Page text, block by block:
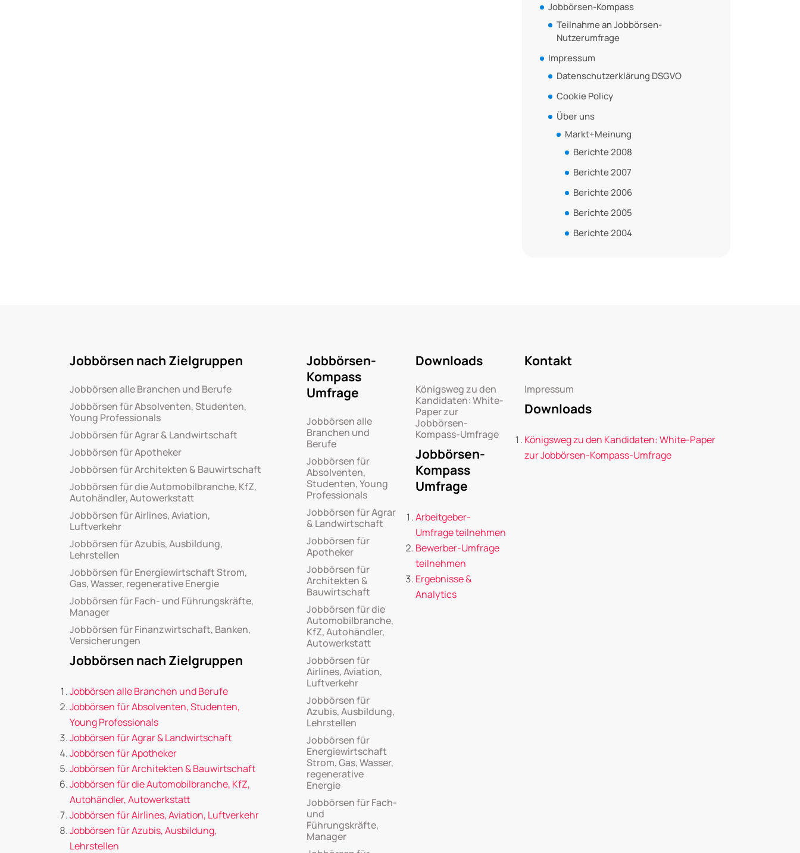
Jobbörsen-Kompass
Teilnahme an Jobbörsen-
Nutzerumfrage
Impressum
Datenschutzerklärung DSGVO
Cookie Policy
Über uns
Markt+Meinung
Berichte 2008
Berichte 2007
Berichte 2006
Berichte 2005
Berichte 2004
Jobbörsen nach Zielgruppen
Jobbörsen alle Branchen und Berufe
Jobbörsen für Absolventen, Studenten,
Young Professionals
Jobbörsen für Agrar & Landwirtschaft
Jobbörsen für Apotheker
Jobbörsen für Architekten & Bauwirtschaft
Jobbörsen für die Automobilbranche, KfZ,
Autohändler, Autowerkstatt
Jobbörsen für Airlines, Aviation,
Luftverkehr
Jobbörsen für Azubis, Ausbildung,
Lehrstellen
Jobbörsen für Energiewirtschaft Strom,
Gas, Wasser, regenerative Energie
Jobbörsen für Fach- und Führungskräfte,
Manager
Jobbörsen für Finanzwirtschaft, Banken,
Versicherungen
Jobbörsen nach Zielgruppen
Jobbörsen alle Branchen und Berufe
Jobbörsen für Absolventen, Studenten,
Young Professionals
Jobbörsen für Agrar & Landwirtschaft
Jobbörsen für Apotheker
Jobbörsen für Architekten & Bauwirtschaft
Jobbörsen für die Automobilbranche, KfZ,
Autohändler, Autowerkstatt
Jobbörsen für Airlines, Aviation, Luftverkehr
Jobbörsen für Azubis, Ausbildung,
Lehrstellen
Jobbörsen-
Kompass
Umfrage
Jobbörsen alle
Branchen und
Berufe
Jobbörsen für
Absolventen,
Studenten, Young
Professionals
Jobbörsen für Agrar
& Landwirtschaft
Jobbörsen für
Apotheker
Jobbörsen für
Architekten &
Bauwirtschaft
Jobbörsen für die
Automobilbranche,
KfZ, Autohändler,
Autowerkstatt
Jobbörsen für
Airlines, Aviation,
Luftverkehr
Jobbörsen für
Azubis, Ausbildung,
Lehrstellen
Jobbörsen für
Energiewirtschaft
Strom, Gas, Wasser,
regenerative
Energie
Jobbörsen für Fach-
und
Führungskräfte,
Manager
Downloads
Königsweg zu den
Kandidaten: White-
Paper zur
Jobbörsen-
Kompass-Umfrage
Jobbörsen-
Kompass
Umfrage
Arbeitgeber-
Umfrage teilnehmen
Bewerber-Umfrage
teilnehmen
Ergebnisse &
Analytics
Kontakt
Impressum
Downloads
Königsweg zu den Kandidaten: White-Paper
zur Jobbörsen-Kompass-Umfrage